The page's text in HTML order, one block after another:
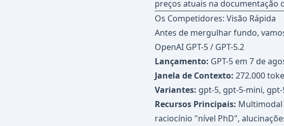
preços atuais na documentação
Os Competidores: Visão Rápida
Antes de mergulhar fundo,
OpenAI GPT-5 / GPT-5.2
Lançamento: GPT-5 em 7 de
Janela de Contexto: 272.000
Variantes: gpt-5, gpt-5-mini,
Recursos Principais: Multimodal
raciocínio "nível PhD",